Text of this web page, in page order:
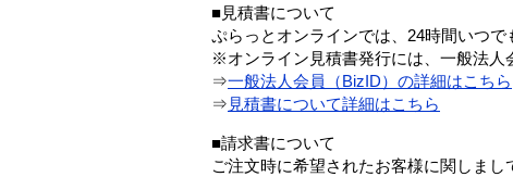
■見積書について
ぷらっとオンラインでは、24時間いつで
※オンライン見積書発行には、一般法人
⇒一般法人会員（BizID）の詳細はこちら
⇒ 見積書について詳細はこちら
■請求書について
ご注文時に希望されたお客様に関しまし